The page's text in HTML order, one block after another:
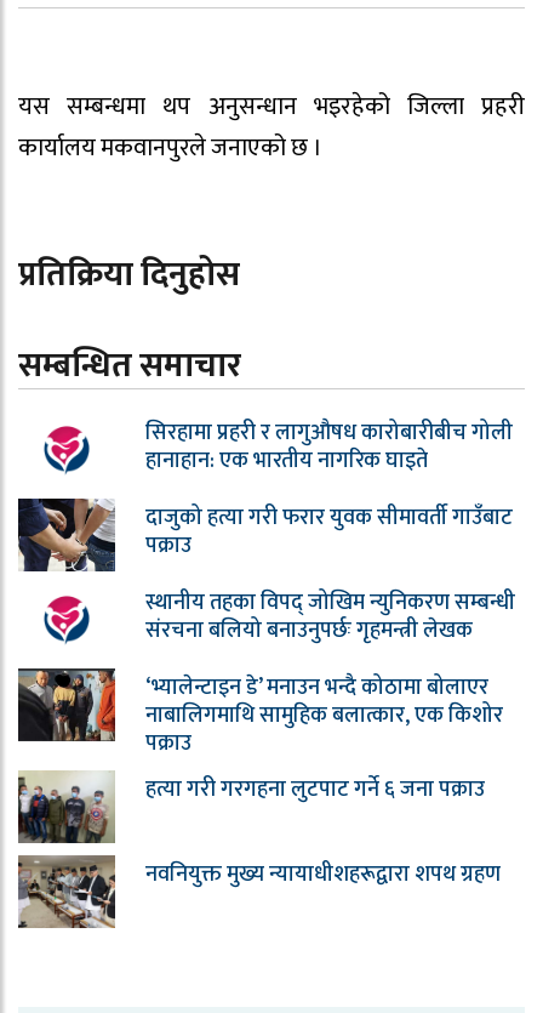
यस सम्बन्धमा थप अनुसन्धान भइरहेको जिल्ला प्रहरी
कार्यालय मकवानपुरले जनाएको छ ।
प्रतिक्रिया दिनुहोस
सम्बन्धित समाचार
सिरहामा प्रहरी र लागुऔषध कारोबारीबीच गोली
हानाहान: एक भारतीय नागरिक घाइते
दाजुको हत्या गरी फरार युवक सीमावर्ती गाउँबाट
पक्राउ
स्थानीय तहका विपद् जोखिम न्युनिकरण सम्बन्धी
संरचना बलियो बनाउनुपर्छः गृहमन्त्री लेखक
‘भ्यालेन्टाइन डे’ मनाउन भन्दै कोठामा बोलाएर
नाबालिगमाथि सामुहिक बलात्कार, एक किशोर
पक्राउ
हत्या गरी गरगहना लुटपाट गर्ने ६ जना पक्राउ
नवनियुक्त मुख्य न्यायाधीशहरूद्वारा शपथ ग्रहण